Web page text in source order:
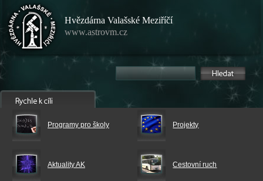
Hvězdárna Valašské Meziříčí
www.astrovm.cz
Programy pro školy Projekty
Aktuality AK Cestovní ruch